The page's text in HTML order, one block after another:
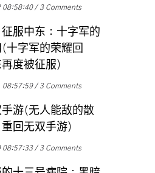
3 Comments
服中东：十字军的
十字军的荣耀回
度被征服)
3 Comments
游(无人能敌的散
回无双手游)
3 Comments